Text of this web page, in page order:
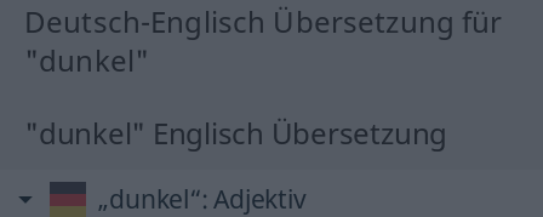
Deutsch-Englisch Übersetzung für
"dunkel"
"dunkel" Englisch Übersetzung
„dunkel“: Adjektiv